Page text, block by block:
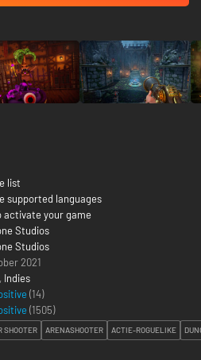
list
supported languages
activate your game
Studios
Studios
2021
, Indies
(14)
(1505)
SHOOTER ARENASHOOTER ACTIE-ROGUELIKE